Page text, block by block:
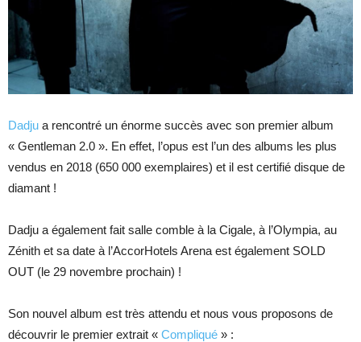
Dadju a rencontré un énorme succès avec son premier album
« Gentleman 2.0 ». En effet, l’opus est l’un des albums les plus
vendus en 2018 (650 000 exemplaires) et il est certifié disque de
diamant !
Dadju a également fait salle comble à la Cigale, à l’Olympia, au
Zénith et sa date à l’AccorHotels Arena est également SOLD
OUT (le 29 novembre prochain) !
Son nouvel album est très attendu et nous vous proposons de
découvrir le premier extrait « Compliqué » :